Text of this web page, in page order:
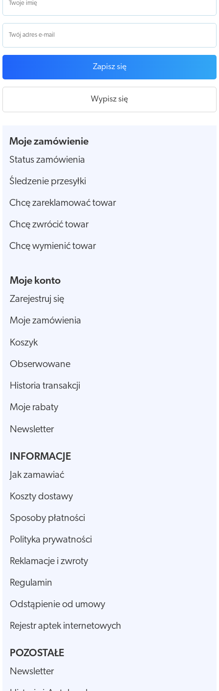
Zapisz się
Wypisz się
Moje zamówienie
Status zamówienia
Śledzenie przesyłki
Chcę zareklamować towar
Chcę zwrócić towar
Chcę wymienić towar
Moje konto
Zarejestruj się
Moje zamówienia
Koszyk
Obserwowane
Historia transakcji
Moje rabaty
Newsletter
INFORMACJE
Jak zamawiać
Koszty dostawy
Sposoby płatności
Polityka prywatności
Reklamacje i zwroty
Regulamin
Odstąpienie od umowy
Rejestr aptek internetowych
POZOSTAŁE
Newsletter